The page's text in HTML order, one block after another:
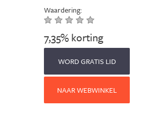
Waardering:
7,35% korting
WORD GRATIS LID
NAAR WEBWINKEL